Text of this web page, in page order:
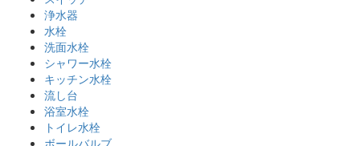
浄水器
水栓
洗面水栓
シャワー水栓
キッチン水栓
流し台
浴室水栓
トイレ水栓